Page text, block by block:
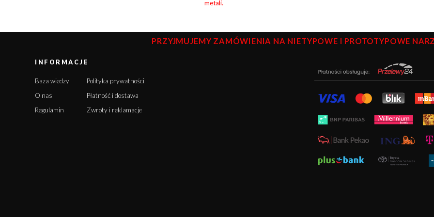
metali.
PRZYJMUJEMY ZAMÓWIENIA NA NIETYPOWE I PROTOTYPOWE
INFORMACJE
Baza wiedzy
O nas
Regulamin
Polityka prywatności
Płatność i dostawa
Zwroty i reklamacje